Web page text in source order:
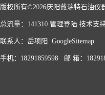
版权所有©2026庆阳戴瑞特石油仪
总流量：141310 管理登陆 技术支持
联系人：岳项阳 GoogleSitemap
手机：18291859598 邮 箱：